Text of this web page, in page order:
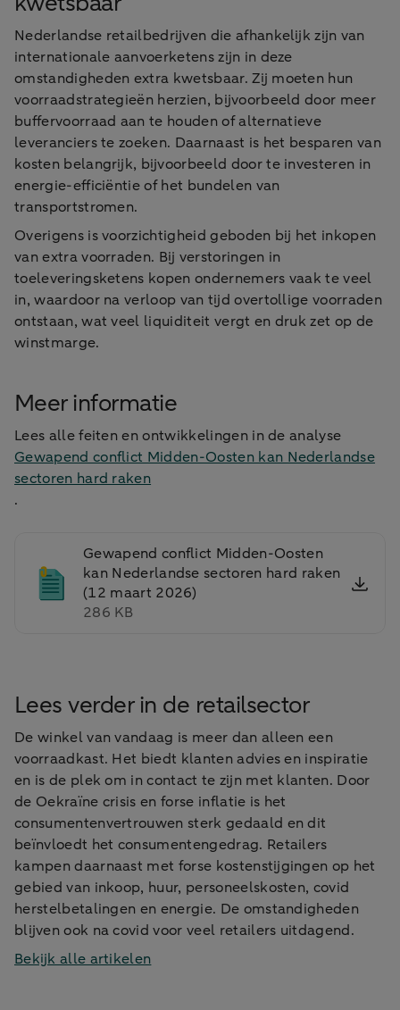
Nederlandse retailbedrijven die afhankelijk zijn van
internationale aanvoerketens zijn in deze
omstandigheden extra kwetsbaar. Zij moeten hun
voorraadstrategieën herzien, bijvoorbeeld door meer
buffervoorraad aan te houden of alternatieve
leveranciers te zoeken. Daarnaast is het besparen van
kosten belangrijk, bijvoorbeeld door te investeren in
energie-efficiëntie of het bundelen van
transportstromen.
Overigens is voorzichtigheid geboden bij het inkopen
van extra voorraden. Bij verstoringen in
toeleveringsketens kopen ondernemers vaak te veel
in, waardoor na verloop van tijd overtollige voorraden
ontstaan, wat veel liquiditeit vergt en druk zet op de
winstmarge.
Meer informatie
Lees alle feiten en ontwikkelingen in de analyse
Gewapend conflict Midden-Oosten kan Nederlandse
sectoren hard raken
.
Gewapend conflict Midden-Oosten
kan Nederlandse sectoren hard raken
(12 maart 2026)
286 KB
Lees verder in de retailsector
De winkel van vandaag is meer dan alleen een
voorraadkast. Het biedt klanten advies en inspiratie
en is de plek om in contact te zijn met klanten. Door
de Oekraïne crisis en forse inflatie is het
consumentenvertrouwen sterk gedaald en dit
beïnvloedt het consumentengedrag. Retailers
kampen daarnaast met forse kostenstijgingen op het
gebied van inkoop, huur, personeelskosten, covid
herstelbetalingen en energie. De omstandigheden
blijven ook na covid voor veel retailers uitdagend.
Bekijk alle artikelen